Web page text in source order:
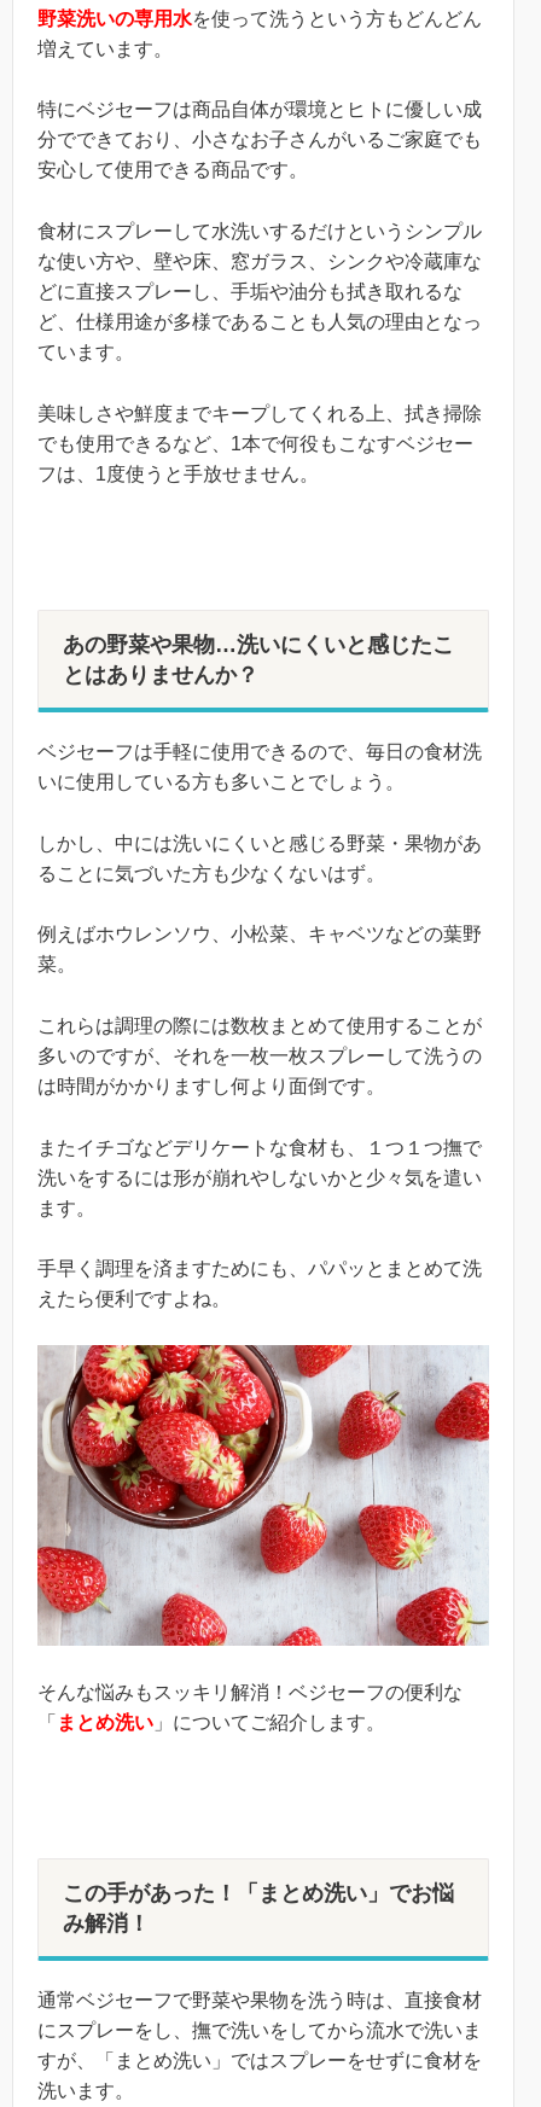
野菜洗いの専用水を使って洗うという方もどんどん
増えています。
特にベジセーフは商品自体が環境とヒトに優しい成
分でできており、小さなお子さんがいるご家庭でも
安心して使用できる商品です。
食材にスプレーして水洗いするだけというシンプル
な使い方や、壁や床、窓ガラス、シンクや冷蔵庫な
どに直接スプレーし、手垢や油分も拭き取れるな
ど、仕様用途が多様であることも人気の理由となっ
ています。
美味しさや鮮度までキープしてくれる上、拭き掃除
でも使用できるなど、1本で何役もこなすベジセー
フは、1度使うと手放せません。
あの野菜や果物…洗いにくいと感じたこ
とはありませんか？
ベジセーフは手軽に使用できるので、毎日の食材洗
いに使用している方も多いことでしょう。
しかし、中には洗いにくいと感じる野菜・果物があ
ることに気づいた方も少なくないはず。
例えばホウレンソウ、小松菜、キャベツなどの葉野
菜。
これらは調理の際には数枚まとめて使用することが
多いのですが、それを一枚一枚スプレーして洗うの
は時間がかかりますし何より面倒です。
またイチゴなどデリケートな食材も、１つ１つ撫で
洗いをするには形が崩れやしないかと少々気を遣い
ます。
手早く調理を済ますためにも、パパッとまとめて洗
えたら便利ですよね。
そんな悩みもスッキリ解消！ベジセーフの便利な
「 まとめ洗い 」についてご紹介します。
この手があった！「まとめ洗い」でお悩
み解消！
通常ベジセーフで野菜や果物を洗う時は、直接食材
にスプレーをし、撫で洗いをしてから流水で洗いま
すが、「まとめ洗い」ではスプレーをせずに食材を
洗います。